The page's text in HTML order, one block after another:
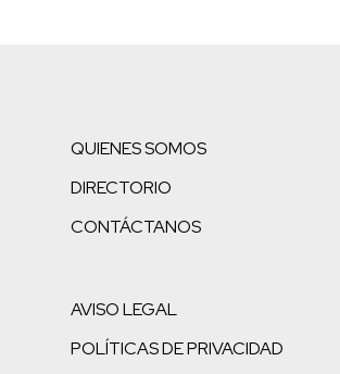
QUIENES SOMOS
DIRECTORIO
CONTÁCTANOS
AVISO LEGAL
POLÍTICAS DE PRIVACIDAD